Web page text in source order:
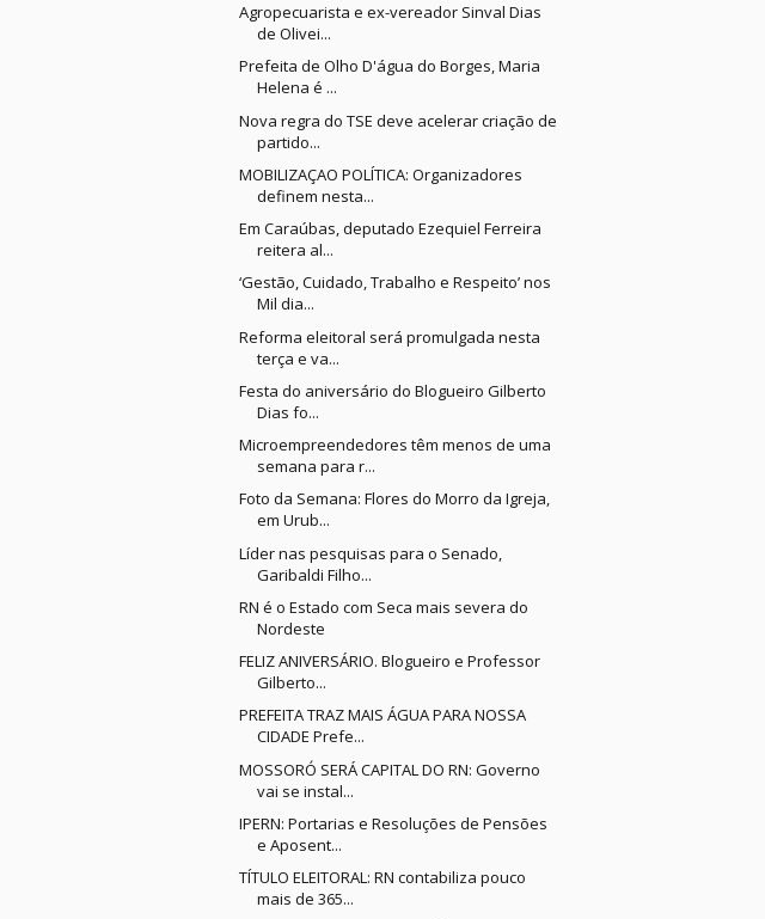
Agropecuarista e ex-vereador Sinval Dias
de Olivei...
Prefeita de Olho D'água do Borges, Maria
Helena é ...
Nova regra do TSE deve acelerar criação de
partido...
MOBILIZAÇAO POLÍTICA: Organizadores
definem nesta...
Em Caraúbas, deputado Ezequiel Ferreira
reitera al...
‘Gestão, Cuidado, Trabalho e Respeito’ nos
Mil dia...
Reforma eleitoral será promulgada nesta
terça e va...
Festa do aniversário do Blogueiro Gilberto
Dias fo...
Microempreendedores têm menos de uma
semana para r...
Foto da Semana: Flores do Morro da Igreja,
em Urub...
Líder nas pesquisas para o Senado,
Garibaldi Filho...
RN é o Estado com Seca mais severa do
Nordeste
FELIZ ANIVERSÁRIO. Blogueiro e Professor
Gilberto...
PREFEITA TRAZ MAIS ÁGUA PARA NOSSA
CIDADE Prefe...
MOSSORÓ SERÁ CAPITAL DO RN: Governo
vai se instal...
IPERN: Portarias e Resoluções de Pensões
e Aposent...
TÍTULO ELEITORAL: RN contabiliza pouco
mais de 365...